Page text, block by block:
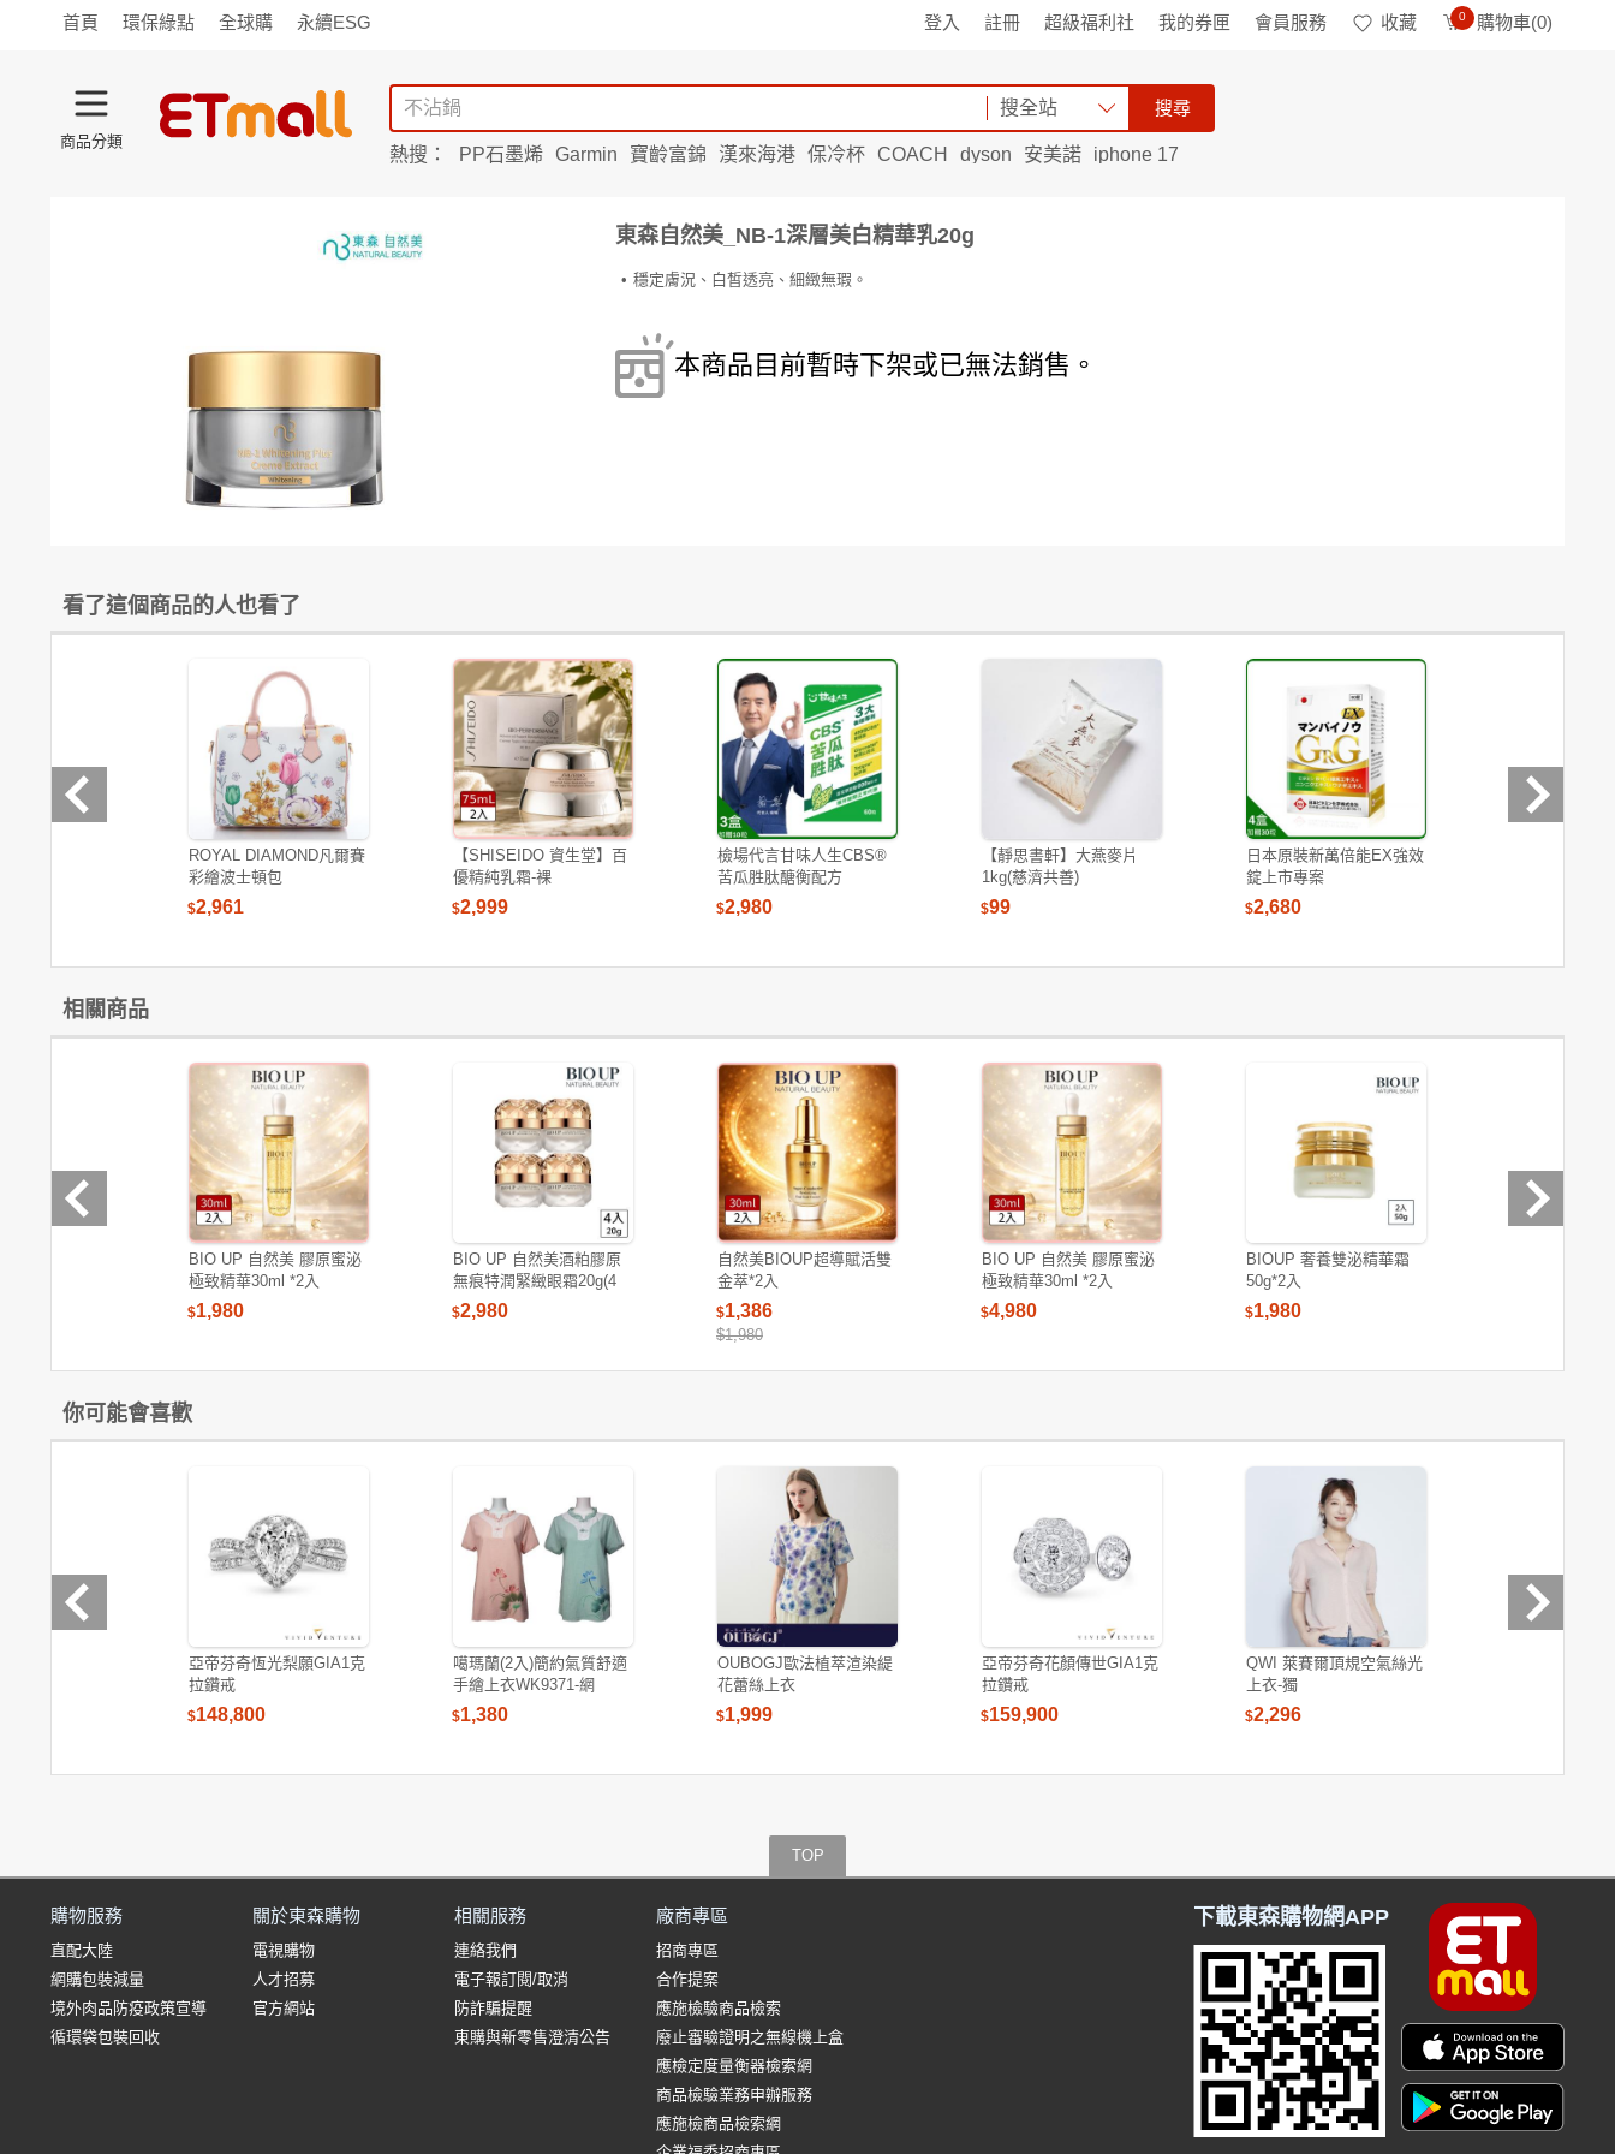
首頁 環保綠點 全球購 永續ESG 登入 註冊 超級福利社 我的券匣 會員服務 收藏 0 購物車(0)
商品分類
精品
珠寶
收納
宗教
手機平板
穿戴
保養
彩妝 美髮 香氛
搜全站 搜尋
熱搜： PP石墨烯 Garmin 寶齡富錦 漢來海港 保冷杯 COACH dyson 安美諾
iphone 17
東森自然美_NB-1深層美白精華乳20g
穩定膚況、白皙透亮、細緻無瑕。
本商品目前暫時下架或已無法銷售。
看了這個商品的人也看了
ROYAL DIAMOND凡爾賽
彩繪波士頓包
$2,961
【SHISEIDO 資生堂】百
優精純乳霜-裸
$2,999
檢場代言甘味人生CBS®
苦瓜胜肽醣衡配方
$2,980
【靜思書軒】大燕麥片
1kg(慈濟共善)
$99
日本原裝新萬倍能EX強效
錠上市專案
$2,680
相關商品
BIO UP 自然美 膠原蜜泌
極致精華30ml *2入
$1,980
BIO UP 自然美酒粕膠原
無痕特潤緊緻眼霜20g(4
入)
$2,980
自然美BIOUP超導賦活雙
金萃*2入
$1,386
$1,980
BIO UP 自然美 膠原蜜泌
極致精華30ml *2入
$4,980
BIOUP 奢養雙泌精華霜
50g*2入
$1,980
你可能會喜歡
亞帝芬奇恆光梨願GIA1克
拉鑽戒
$148,800
噶瑪蘭(2入)簡約氣質舒適
手繪上衣WK9371-網
$1,380
OUBOGJ歐法植萃渲染緹
花蕾絲上衣
$1,999
亞帝芬奇花顏傳世GIA1克
拉鑽戒
$159,900
QWI 萊賽爾頂規空氣絲光
上衣-獨
$2,296
TOP
購物服務
直配大陸
網購包裝減量
境外肉品防疫政策宣導
循環袋包裝回收
關於東森購物
電視購物
人才招募
官方網站
相關服務
連絡我們
電子報訂閱/取消
防詐騙提醒
東購與新零售澄清公告
廠商專區
招商專區
合作提案
應施檢驗商品檢索
廢止審驗證明之無線機上盒
應檢定度量衡器檢索網
商品檢驗業務申辦服務
應施檢商品檢索網
下載東森購物網APP